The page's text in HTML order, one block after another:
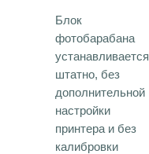
Блок
фотобарабана
устанавливается
штатно, без
дополнительной
настройки
принтера и без
калибровки